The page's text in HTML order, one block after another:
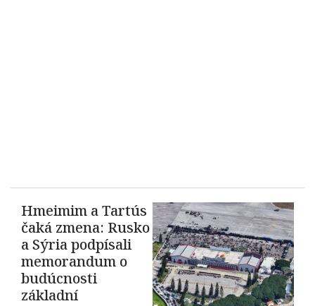
Hmeimim a Tartús
čaká zmena: Rusko
a Sýria podpísali
memorandum o
budúcnosti
základní